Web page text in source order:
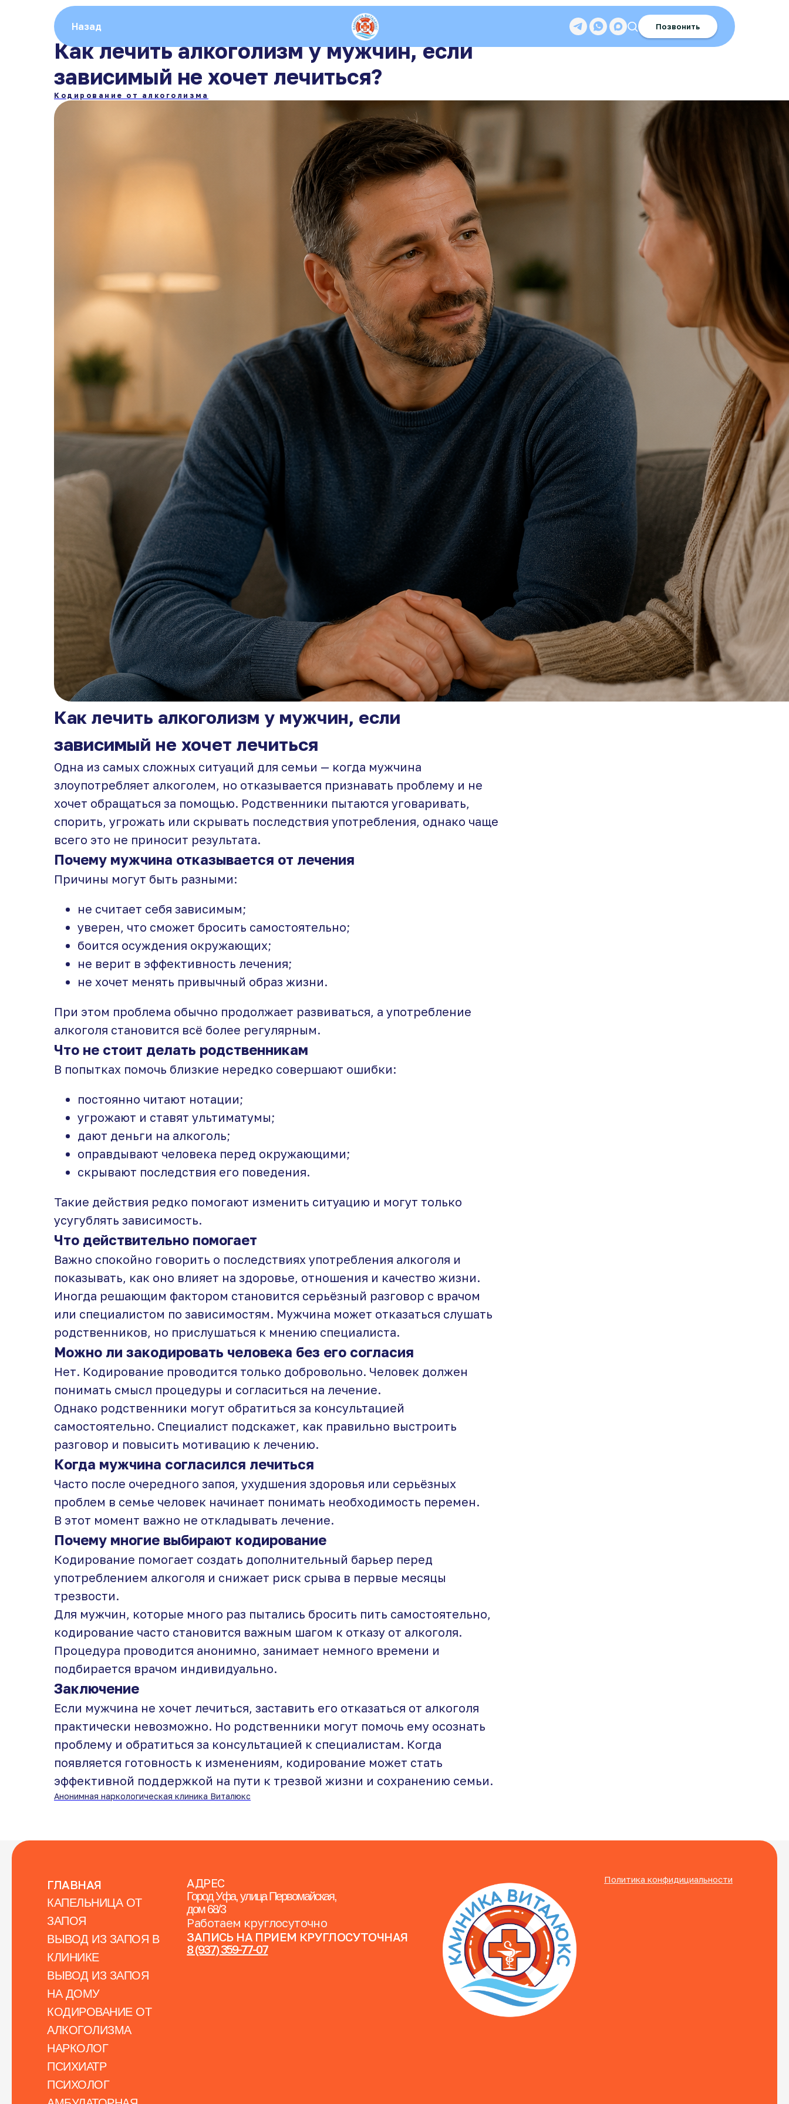
Назад Позвонить
Как лечить алкоголизм у мужчин, если
зависимый не хочет лечиться?
Кодирование от алкоголизма
Как лечить алкоголизм у мужчин, если
зависимый не хочет лечиться
Одна из самых сложных ситуаций для семьи — когда мужчина
злоупотребляет алкоголем, но отказывается признавать проблему и не
хочет обращаться за помощью. Родственники пытаются уговаривать,
спорить, угрожать или скрывать последствия употребления, однако чаще
всего это не приносит результата.
Почему мужчина отказывается от лечения
Причины могут быть разными:
не считает себя зависимым;
уверен, что сможет бросить самостоятельно;
боится осуждения окружающих;
не верит в эффективность лечения;
не хочет менять привычный образ жизни.
При этом проблема обычно продолжает развиваться, а употребление
алкоголя становится всё более регулярным.
Что не стоит делать родственникам
В попытках помочь близкие нередко совершают ошибки:
постоянно читают нотации;
угрожают и ставят ультиматумы;
дают деньги на алкоголь;
оправдывают человека перед окружающими;
скрывают последствия его поведения.
Такие действия редко помогают изменить ситуацию и могут только
усугублять зависимость.
Что действительно помогает
Важно спокойно говорить о последствиях употребления алкоголя и
показывать, как оно влияет на здоровье, отношения и качество жизни.
Иногда решающим фактором становится серьёзный разговор с врачом
или специалистом по зависимостям. Мужчина может отказаться слушать
родственников, но прислушаться к мнению специалиста.
Можно ли закодировать человека без его согласия
Нет. Кодирование проводится только добровольно. Человек должен
понимать смысл процедуры и согласиться на лечение.
Однако родственники могут обратиться за консультацией
самостоятельно. Специалист подскажет, как правильно выстроить
разговор и повысить мотивацию к лечению.
Когда мужчина согласился лечиться
Часто после очередного запоя, ухудшения здоровья или серьёзных
проблем в семье человек начинает понимать необходимость перемен.
В этот момент важно не откладывать лечение.
Почему многие выбирают кодирование
Кодирование помогает создать дополнительный барьер перед
употреблением алкоголя и снижает риск срыва в первые месяцы
трезвости.
Для мужчин, которые много раз пытались бросить пить самостоятельно,
кодирование часто становится важным шагом к отказу от алкоголя.
Процедура проводится анонимно, занимает немного времени и
подбирается врачом индивидуально.
Заключение
Если мужчина не хочет лечиться, заставить его отказаться от алкоголя
практически невозможно. Но родственники могут помочь ему осознать
проблему и обратиться за консультацией к специалистам. Когда
появляется готовность к изменениям, кодирование может стать
эффективной поддержкой на пути к трезвой жизни и сохранению семьи.
Анонимная наркологическая клиника Виталюкс
ГЛАВНАЯ
КАПЕЛЬНИЦА ОТ
ЗАПОЯ
ВЫВОД ИЗ ЗАПОЯ В
КЛИНИКЕ
ВЫВОД ИЗ ЗАПОЯ
НА ДОМУ
КОДИРОВАНИЕ ОТ
АЛКОГОЛИЗМА
НАРКОЛОГ
ПСИХИАТР
ПСИХОЛОГ
АДРЕС
Город Уфа, улица Первомайская,
дом 68/3
Работаем круглосуточно
ЗАПИСЬ НА ПРИЕМ КРУГЛОСУТОЧНАЯ
8 (937) 359-77-07
Политика конфидициальности